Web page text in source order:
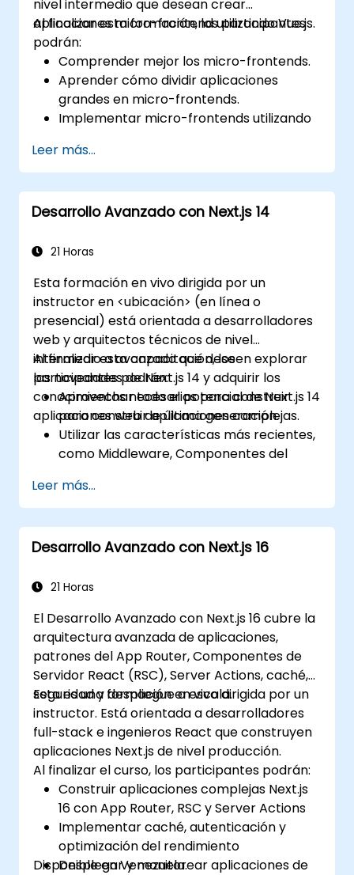
nivel intermedio que desean crear
aplicaciones micro-frontend utilizando Vue.js.
Al finalizar esta formación, los participantes
podrán:
Comprender mejor los micro-frontends.
Aprender cómo dividir aplicaciones
grandes en micro-frontends.
Implementar micro-frontends utilizando
Crear aplicaciones micro-frontend con
Vue.js.
Leer más...
Desarrollo Avanzado con Next.js 14
21 Horas
Esta formación en vivo dirigida por un
instructor en <ubicación> (en línea o
presencial) está orientada a desarrolladores
web y arquitectos técnicos de nivel
intermedio a avanzado que deseen explorar
las novedades de Next.js 14 y adquirir los
conocimientos necesarios para construir
aplicaciones web de última generación.
Al finalizar esta capacitación, los
participantes podrán:
Aprovechar todo el potencial de Next.js 14
para construir aplicaciones complejas.
Utilizar las características más recientes,
como Middleware, Componentes del
Aplicar las mejores prácticas para
rendimiento, escalabilidad y SEO.
Diagnosticar problemas comunes en
aplicaciones Next.js de manera efectiva.
Leer más...
Desarrollo Avanzado con Next.js 16
21 Horas
El Desarrollo Avanzado con Next.js 16 cubre la
arquitectura avanzada de aplicaciones,
patrones del App Router, Componentes de
Servidor React (RSC), Server Actions, caché,
seguridad y despliegue a escala.
Esta es una formación en vivo dirigida por un
instructor. Está orientada a desarrolladores
full-stack e ingenieros React que construyen
aplicaciones Next.js de nivel producción.
Al finalizar el curso, los participantes podrán:
Construir aplicaciones complejas Next.js
16 con App Router, RSC y Server Actions
Implementar caché, autenticación y
optimización del rendimiento
Desplegar y monitorear aplicaciones de
Disponible en Venezuela.